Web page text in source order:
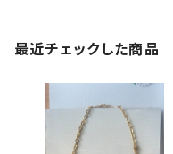
最近チェックした商品